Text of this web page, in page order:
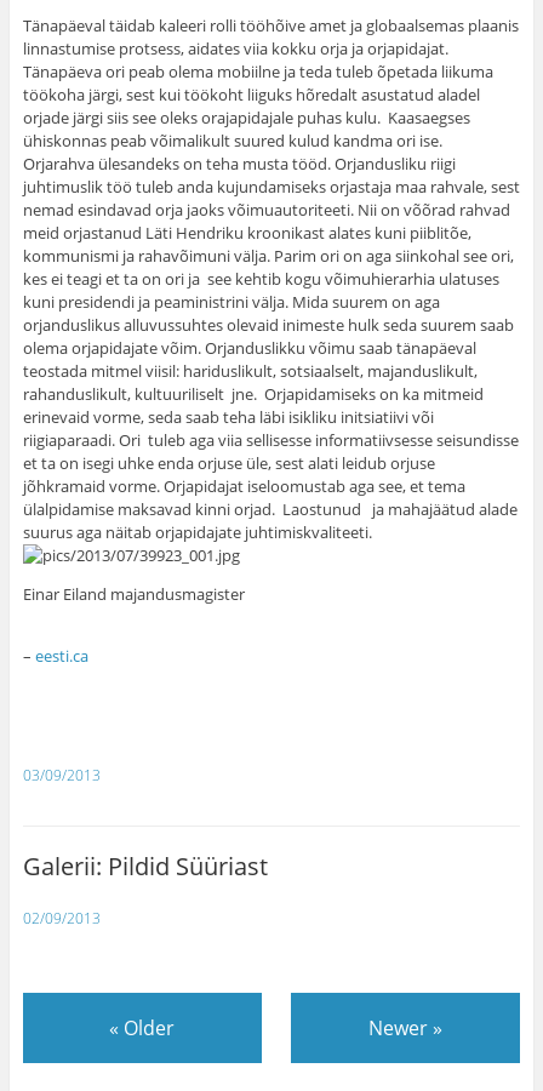
Tänapäeval täidab kaleeri rolli tööhõive amet ja globaalsemas plaanis
linnastumise protsess, aidates viia kokku orja ja orjapidajat.
Tänapäeva ori peab olema mobiilne ja teda tuleb õpetada liikuma
töökoha järgi, sest kui töökoht liiguks hõredalt asustatud aladel
orjade järgi siis see oleks orajapidajale puhas kulu. Kaasaegses
ühiskonnas peab võimalikult suured kulud kandma ori ise.
Orjarahva ülesandeks on teha musta tööd. Orjandusliku riigi
juhtimuslik töö tuleb anda kujundamiseks orjastaja maa rahvale, sest
nemad esindavad orja jaoks võimuautoriteeti. Nii on võõrad rahvad
meid orjastanud Läti Hendriku kroonikast alates kuni piiblitõe,
kommunismi ja rahavõimuni välja. Parim ori on aga siinkohal see ori,
kes ei teagi et ta on ori ja see kehtib kogu võimuhierarhia ulatuses
kuni presidendi ja peaministrini välja. Mida suurem on aga
orjanduslikus alluvussuhtes olevaid inimeste hulk seda suurem saab
olema orjapidajate võim. Orjanduslikku võimu saab tänapäeval
teostada mitmel viisil: hariduslikult, sotsiaalselt, majanduslikult,
rahanduslikult, kultuuriliselt jne. Orjapidamiseks on ka mitmeid
erinevaid vorme, seda saab teha läbi isikliku initsiatiivi või
riigiaparaadi. Ori tuleb aga viia sellisesse informatiivsesse seisundisse
et ta on isegi uhke enda orjuse üle, sest alati leidub orjuse
jõhkramaid vorme. Orjapidajat iseloomustab aga see, et tema
ülalpidamise maksavad kinni orjad. Laostunud ja mahajäätud alade
suurus aga näitab orjapidajate juhtimiskvaliteeti.
Einar Eiland majandusmagister
– eesti.ca
03/09/2013
Galerii: Pildid Süüriast
02/09/2013
« Older Newer»